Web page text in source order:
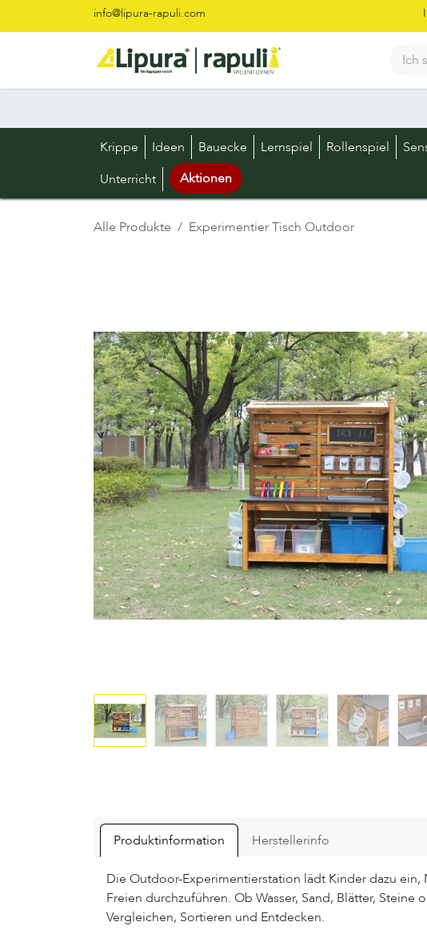
Zum Inhalt springeninfo@lipura-rapuli.com
Krippe Ideen Bauecke Lernspiel Rollenspiel
Unterricht
Aktionen
Alle Produkte Experimentier Tisch Outdoor
Produktinformation Herstellerinfo
Die Outdoor-Experimentierstation lädt Kinder dazu
Freien durchzuführen. Ob Wasser, Sand, Blätter,
Vergleichen, Sortieren und Entdecken.